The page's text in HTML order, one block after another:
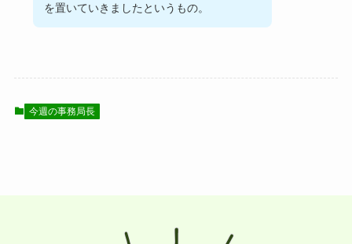
を置いていきましたというもの。
今週の事務局長